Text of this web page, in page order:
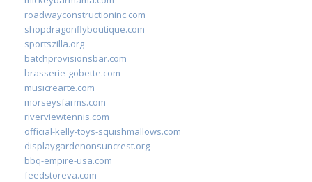
roadwayconstructioninc.com
shopdragonflyboutique.com
sportszilla.org
batchprovisionsbar.com
brasserie-gobette.com
musicrearte.com
morseysfarms.com
riverviewtennis.com
official-kelly-toys-squishmallows.com
displaygardenonsuncrest.org
bbq-empire-usa.com
feedstoreva.com